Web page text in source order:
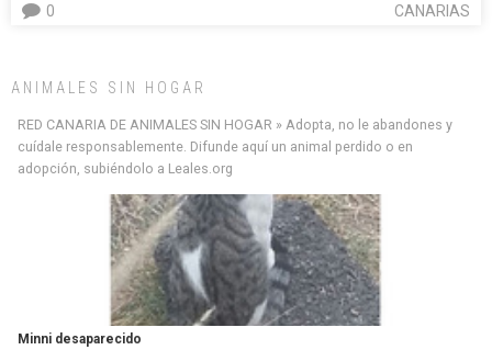
CANARIAS
0
ANIMALES SIN HOGAR
RED CANARIA DE ANIMALES SIN HOGAR » Adopta, no le abandones y
cuídale responsablemente. Difunde aquí un animal perdido o en
adopción, subiéndolo a Leales.org
Minni desaparecido